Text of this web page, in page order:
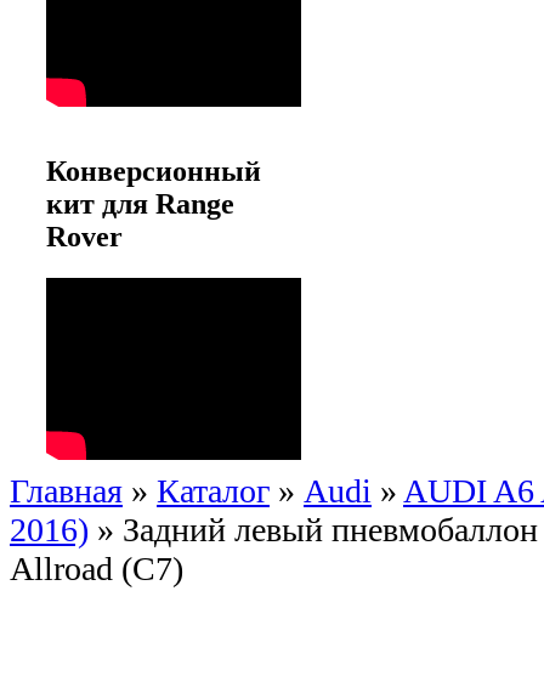
Конверсионный
кит для Range
Rover
Главная » Каталог » Audi » AUDI A6
2016) » Задний левый
Allroad (C7)